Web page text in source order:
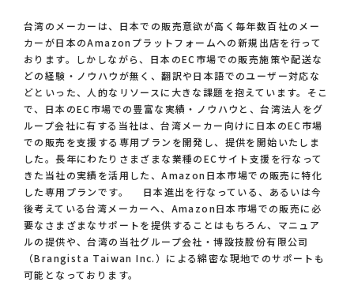
台湾のメーカーは、日本での販売意欲が高く毎年数百社のメー
カーが日本のAmazonプラットフォームへの新規出店を行って
おります。しかしながら、日本のEC市場での販売施策や配送な
どの経験・ノウハウが無く、翻訳や日本語でのユーザー対応な
どといった、人的なリソースに大きな課題を抱えています。そこ
で、日本のEC市場での豊富な実績・ノウハウと、台湾法人をグ
ループ会社に有する当社は、台湾メーカー向けに日本のEC市場
での販売を支援する専用プランを開発し、提供を開始いたしま
した。長年にわたりさまざまな業種のECサイト支援を行なって
きた当社の実績を活用した、Amazon日本市場での販売に特化
した専用プランです。 日本進出を行なっている、あるいは今
後考えている台湾メーカーへ、Amazon日本市場での販売に必
要なさまざまなサポートを提供することはもちろん、マニュア
ルの提供や、台湾の当社グループ会社・博設技股份有限公司
（Brangista Taiwan Inc.）による綿密な現地でのサポートも
可能となっております。